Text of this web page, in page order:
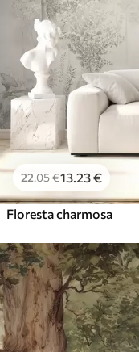
22.05€13 .23€
Floresta charmosa